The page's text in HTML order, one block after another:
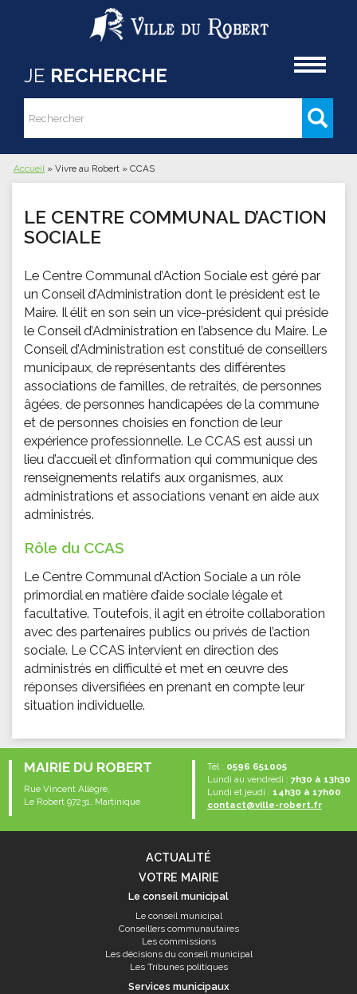
Aller au contenu principal
JE RECHERCHE
Formulaire de recherche
Rechercher
Vous êtes ici
Accueil » Vivre au Robert » CCAS
LE CENTRE COMMUNAL D’ACTION
SOCIALE
Le Centre Communal d’Action Sociale est géré par
un Conseil d’Administration dont le président est le
Maire. Il élit en son sein un vice-président qui préside
le Conseil d’Administration en l’absence du Maire. Le
Conseil d’Administration est constitué de conseillers
municipaux, de représentants des différentes
associations de familles, de retraités, de personnes
âgées, de personnes handicapées de la commune
et de personnes choisies en fonction de leur
expérience professionnelle. Le CCAS est aussi un
lieu d’accueil et d’information qui communique des
renseignements relatifs aux organismes, aux
administrations et associations venant en aide aux
administrés.
Rôle du CCAS
Le Centre Communal d’Action Sociale a un rôle
primordial en matière d’aide sociale légale et
facultative. Toutefois, il agit en étroite collaboration
avec des partenaires publics ou privés de l’action
sociale. Le CCAS intervient en direction des
administrés en difficulté et met en œuvre des
réponses diversifiées en prenant en compte leur
situation individuelle.
MAIRIE DU ROBERT
Rue Vincent Allègre,
Le Robert 97231, Martinique
Tél : 0596 651005
Lundi au vendredi : 7h30 à 13h30
Lundi et jeudi : 14h30 à 17h00
contact@ville-robert.fr
ACTUALITÉ
VOTRE MAIRIE
Le conseil municipal
Le conseil municipal
Conseillers communautaires
Les commissions
Les décisions du conseil municipal
Les Tribunes politiques
Services municipaux